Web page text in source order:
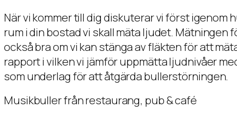
När vi kommer till dig diskuterar vi först igenom
rum i din bostad vi skall mäta ljudet.
också bra om vi kan stänga av fläkten för att
rapport i vilken vi jämför uppmätta ljudnivåer
som underlag för att åtgärda bullerstörningen.
Musikbuller från restaurang, pub & café